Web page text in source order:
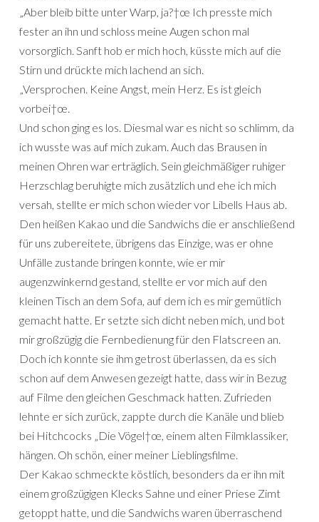
„Aber bleib bitte unter Warp, ja?†œ Ich presste mich
fester an ihn und schloss meine Augen schon mal
vorsorglich. Sanft hob er mich hoch, küsste mich auf die
Stirn und drückte mich lachend an sich.
„Versprochen. Keine Angst, mein Herz. Es ist gleich
vorbei†œ.
Und schon ging es los. Diesmal war es nicht so schlimm, da
ich wusste was auf mich zukam. Auch das Brausen in
meinen Ohren war erträglich. Sein gleichmäßiger ruhiger
Herzschlag beruhigte mich zusätzlich und ehe ich mich
versah, stellte er mich schon wieder vor Libells Haus ab.
Den heißen Kakao und die Sandwichs die er anschließend
für uns zubereitete, übrigens das Einzige, was er ohne
Unfälle zustande bringen konnte, wie er mir
augenzwinkernd gestand, stellte er vor mich auf den
kleinen Tisch an dem Sofa, auf dem ich es mir gemütlich
gemacht hatte. Er setzte sich dicht neben mich, und bot
mir großzügig die Fernbedienung für den Flatscreen an.
Doch ich konnte sie ihm getrost überlassen, da es sich
schon auf dem Anwesen gezeigt hatte, dass wir in Bezug
auf Filme den gleichen Geschmack hatten. Zufrieden
lehnte er sich zurück, zappte durch die Kanäle und blieb
bei Hitchcocks „Die Vögel†œ, einem alten Filmklassiker,
hängen. Oh schön, einer meiner Lieblingsfilme.
Der Kakao schmeckte köstlich, besonders da er ihn mit
einem großzügigen Klecks Sahne und einer Priese Zimt
getoppt hatte, und die Sandwichs waren überraschend